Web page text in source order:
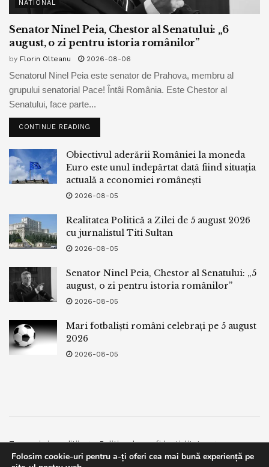
NATIONAL
Senator Ninel Peia, Chestor al Senatului: „6
august, o zi pentru istoria românilor”
by Florin Olteanu 2026-08-06
Senatorul Ninel Peia este senator de Prahova, membru al
grupului senatorial Pace! Întâi România. Este Chestor al
Senatului, face parte...
CONTINUE READING
Obiectivul aderării României la moneda
Euro este unul îndepărtat dată fiind situația
actuală a economiei românești
2026-08-05
Realitatea Politică a Zilei de 5 august 2026
cu jurnalistul Titi Sultan
2026-08-05
Senator Ninel Peia, Chestor al Senatului: „5
august, o zi pentru istoria românilor”
2026-08-05
Mari fotbaliști români celebrați pe 5 august
2026
2026-08-05
Termeni si conditii
Politica de confidentialitate
Facebook
Contact
Folosim cookie-uri pentru a-ți oferi cea mai bună experiență pe